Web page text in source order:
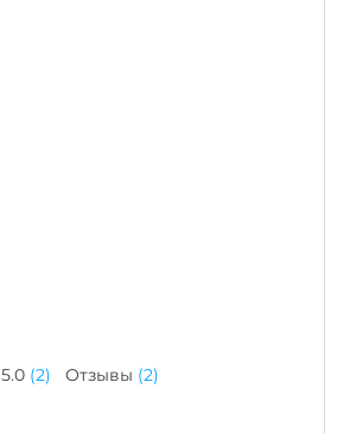
5.0 (2) Отзывы (2)